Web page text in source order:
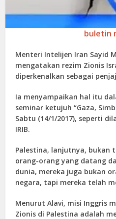
buletin
Menteri Intelijen Iran Sayid
mengatakan rezim Zionis
diperkenalkan sebagai
Ia menyampaikan hal itu
seminar ketujuh “Gaza,
Sabtu (14/1/2017), seperti
IRIB.
Palestina, lanjutnya, bukan
orang-orang yang datang
dunia, mereka juga bukan
negara, tapi mereka telah
Menurut Alavi, misi Inggris
Zionis di Palestina adalah